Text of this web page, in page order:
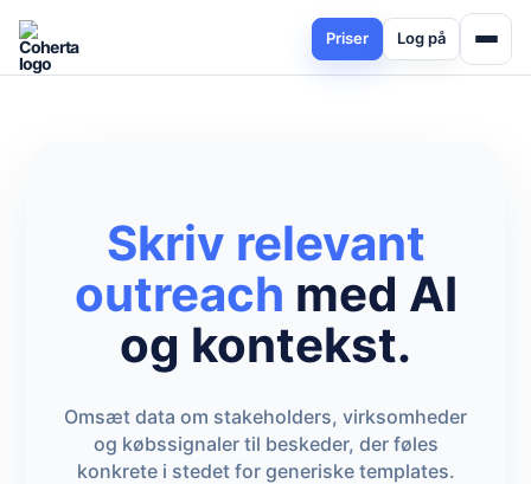
Priser Log på
Skriv relevant
outreach med AI
og kontekst.
Omsæt data om stakeholders, virksomheder
og købssignaler til beskeder, der føles
konkrete i stedet for generiske templates.